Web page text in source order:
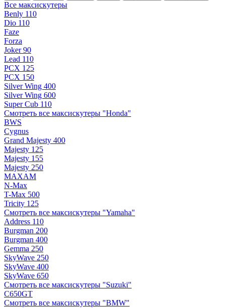
Все максискутеры
Benly 110
Dio 110
Faze
Forza
Joker 90
Lead 110
PCX 125
PCX 150
Silver Wing 400
Silver Wing 600
Super Cub 110
Смотреть все максискутеры "Honda"
BWS
Cygnus
Grand Majesty 400
Majesty 125
Majesty 155
Majesty 250
MAXAM
N-Max
T-Max 500
Tricity 125
Смотреть все максискутеры "Yamaha"
Address 110
Burgman 200
Burgman 400
Gemma 250
SkyWave 250
SkyWave 400
SkyWave 650
Смотреть все максискутеры "Suzuki"
C650GT
Смотреть все максискутеры "BMW"